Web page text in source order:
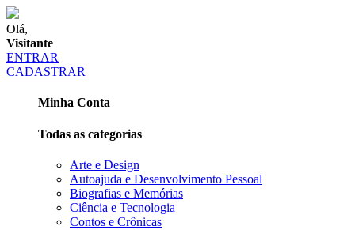
Olá,
Visitante
ENTRAR
CADASTRAR
Minha Conta
Todas as categorias
Arte e Design
Autoajuda e Desenvolvimento Pessoal
Biografias e Memórias
Ciência e Tecnologia
Contos e Crônicas